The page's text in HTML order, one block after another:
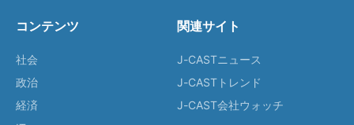
コンテンツ
社会
政治
経済
関連サイト
J-CASTニュース
J-CASTトレンド
J-CAST会社ウォッチ